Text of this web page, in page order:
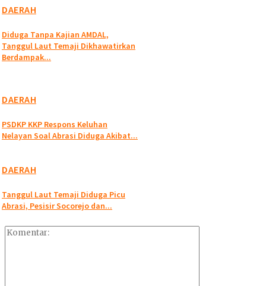
DAERAH
Diduga Tanpa Kajian AMDAL,
Tanggul Laut Temaji Dikhawatirkan
Berdampak...
DAERAH
PSDKP KKP Respons Keluhan
Nelayan Soal Abrasi Diduga Akibat...
DAERAH
Tanggul Laut Temaji Diduga Picu
Abrasi, Pesisir Socorejo dan...